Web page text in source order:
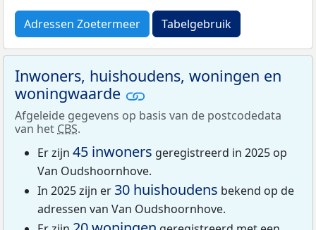
Adressen Zoetermeer Tabelgebruik
Inwoners, huishoudens, woningen en
woningwaarde
Afgeleide gegevens op basis van de postcodedata
van het CBS.
Er zijn 45 inwoners geregistreerd in 2025 op
Van Oudshoornhove.
In 2025 zijn er 30 huishoudens bekend op de
adressen van Van Oudshoornhove.